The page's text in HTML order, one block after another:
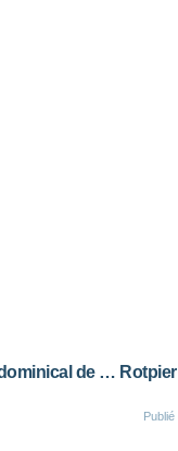
de …
Publié